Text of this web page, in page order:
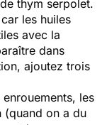
thym serpolet.
les huiles
avec la
dans
ajoutez trois
les
(quand on a du